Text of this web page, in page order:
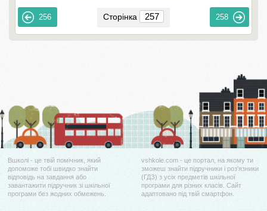
256 Сторінка 258
Вшколі - це твій помічник, який
допоможе тобі швидко знайти
відповідь на завдання або
завантажити підручник зі шкільної
програми без жодних обмежень.
vshkole.com - це портал, на якому ти
зможеш знайти підручники і роз'язники
(ГДЗ) з усіх предметів шкільної
програми для різних класів. Сайт
адаптовано під твій смартфон.